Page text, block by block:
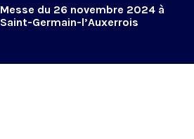
Messe du 26 novembre 2024 à
Saint-Germain-l’Auxerrois